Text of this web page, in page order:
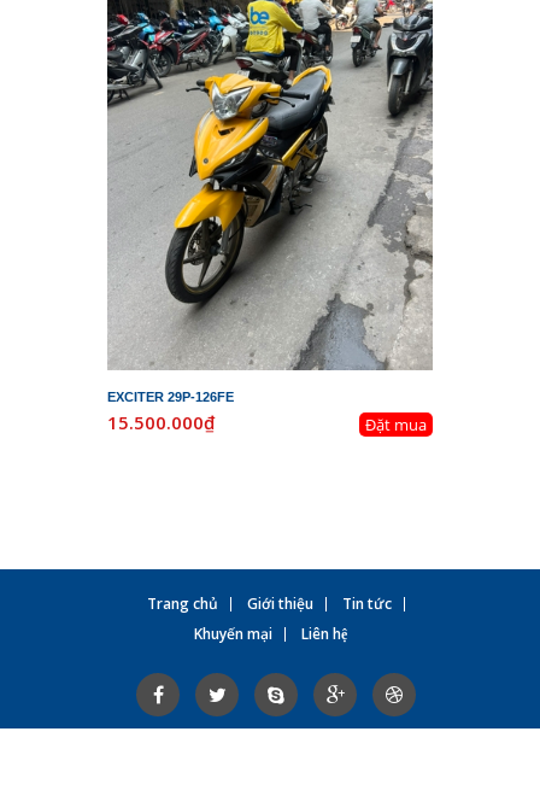
EXCITER 29P-126FE
15.500.000₫ Đặt mua
Trang chủ Giới thiệu
Tin tức
Khuyến mại
Liên hệ